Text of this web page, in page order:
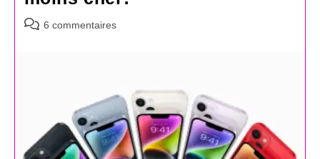
Commentaires
6 commentaires